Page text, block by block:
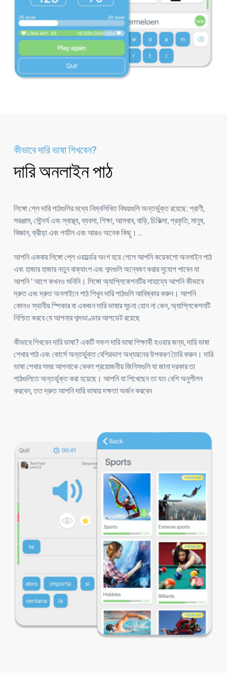
কীভাবে দারি ভাষা শিখবেন?
দারি অনলাইন পাঠ
লিঙ্গো প্লে দারি পাঠগুলির মধ্যে নিম্নলিখিত বিষয়গুলি অন্তর্ভুক্ত রয়েছে: প্রাণী,
সরঞ্জাম, সৌন্দর্য এবং স্বাস্থ্য, ব্যবসা, শিক্ষা, আসবাব, বাড়ি, চিকিত্সা, প্রকৃতি, মানুষ,
বিজ্ঞান, ক্রীড়া এবং পর্যটন এবং আরও অনেক কিছু। ..
আপনি একবার লিঙ্গো প্লে ওয়ার্ল্ডের অংশ হয়ে গেলে আপনি কয়েকশো অনলাইন পাঠ
এবং হাজার হাজার নতুন বাক্যাংশ এবং শব্দগুলি অন্বেষণ করার সুযোগ পাবেন যা
আপনি ' আগে কখনও শুনিনি। লিঙ্গো অ্যাপ্লিকেশনটির সাহায্যে আপনি কীভাবে
দ্রুত এবং দ্রুত অনলাইনে পাঠ শিখুন দারি পাঠগুলি আবিষ্কার করুন। আপনি
কোনও স্থানীয় স্পিকার বা একজন দারি ভাষার সূচনা হোন না কেন, অ্যাপ্লিকেশনটি
নিশ্চিত করবে যে আপনার শব্দভাণ্ডার আপডেট রয়েছে
কীভাবে শিখবেন দারি ভাষা? একটি সফল দারি ভাষা শিক্ষার্থী হওয়ার জন্য, দারি ভাষা
শেখার পাঠ এবং কোর্সে অন্তর্ভুক্ত বেশিরভাগ অধ্যয়নের উপকরণ তৈরি করুন। দারি
ভাষা শেখার সময় আপনাকে কেবল প্রয়োজনীয় জিনিসগুলি যা জানা দরকার তা
পাঠগুলিতে অন্তর্ভুক্ত করা হয়েছে। আপনি যা শিখেছেন তা যত বেশি অনুশীলন
করবেন, তত দ্রুত আপনি দারি ভাষায় দক্ষতা অর্জন করবেন